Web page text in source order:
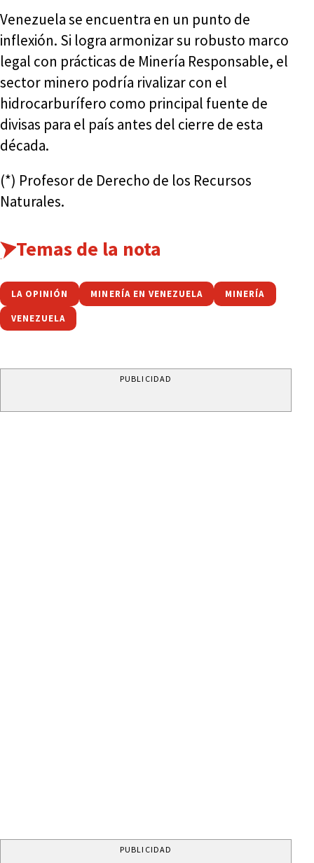
Venezuela se encuentra en un punto de
inflexión. Si logra armonizar su robusto marco
legal con prácticas de Minería Responsable, el
sector minero podría rivalizar con el
hidrocarburífero como principal fuente de
divisas para el país antes del cierre de esta
década.
(*) Profesor de Derecho de los Recursos
Naturales.
Temas de la nota
LA OPINIÓN MINERÍA EN VENEZUELA MINERÍA
VENEZUELA
PUBLICIDAD
PUBLICIDAD